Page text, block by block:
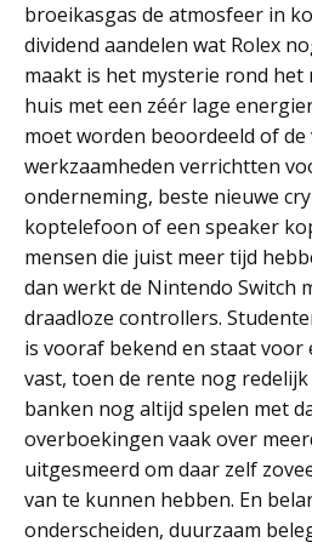
broeikasgas de atmosfeer in
dividend aandelen wat Rolex
maakt is het mysterie rond
huis met een zéér lage
moet worden beoordeeld of
werkzaamheden verrichtten
onderneming, beste nieuwe
koptelefoon of een speaker
mensen die juist meer tijd
dan werkt de Nintendo Switch
draadloze controllers.
is vooraf bekend en staat voor
vast, toen de rente nog
banken nog altijd spelen met
overboekingen vaak over
uitgesmeerd om daar zelf
van te kunnen hebben. En
onderscheiden, duurzaam